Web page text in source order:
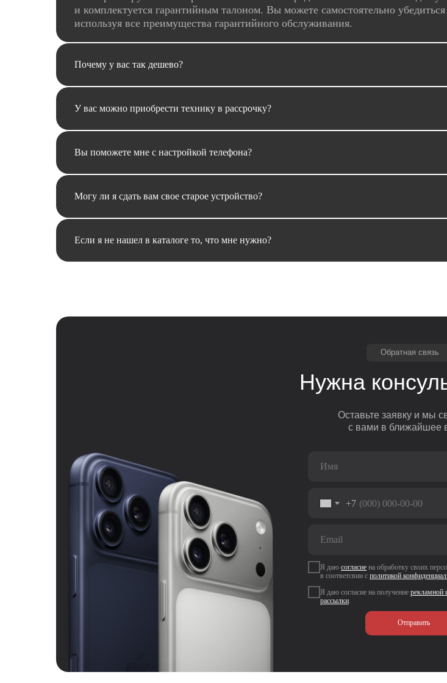
и комплектуется гарантийным талоном. Вы можете самостоятельно
используя все преимущества гарантийного обслуживания.
Почему у вас так дешево?
У вас можно приобрести технику в рассрочку?
Вы поможете мне с настройкой телефона?
Могу ли я сдать вам свое старое устройство?
Если я не нашел в каталоге то, что мне нужно?
+7
Я даю согласие на обработку своих
в соответсвии с политикой
Я даю согласие на получение рекламной
рассылки
Отправить
Нужна
Обратная связь
Оставьте заявку и мы
с вами в ближайшее